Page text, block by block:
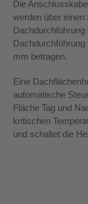
Die
werden über
mm betragen.
Eine
automatische
Fläche Tag und
kritischen
und schaltet die